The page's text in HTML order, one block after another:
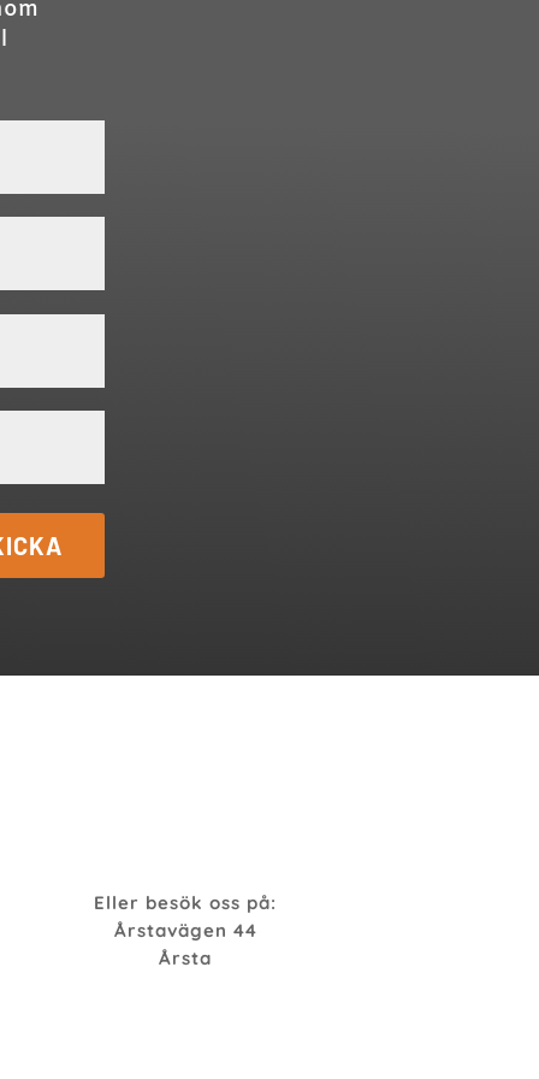
Eller besök oss på:
Årstavägen 44
Årsta